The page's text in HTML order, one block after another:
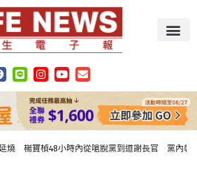
燒 楊寶楨48小時內從嗆脫黨到道謝長官 黨內裂